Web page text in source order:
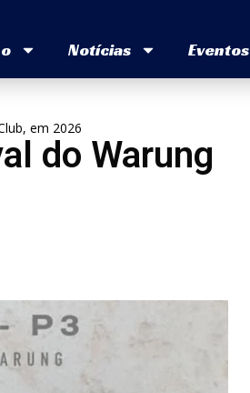
Notícias Eventos
em 2026
do Warung